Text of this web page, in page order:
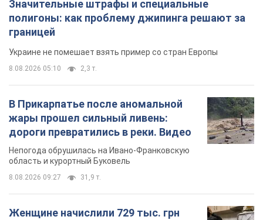
Значительные штрафы и специальные
полигоны: как проблему джипинга решают за
границей
Украине не помешает взять пример со стран Европы
8.08.2026 05:10 2,3 т.
В Прикарпатье после аномальной
жары прошел сильный ливень:
дороги превратились в реки. Видео
Непогода обрушилась на Ивано-Франковскую
область и курортный Буковель
8.08.2026 09:27 31,9 т.
Женщине начислили 729 тыс. грн